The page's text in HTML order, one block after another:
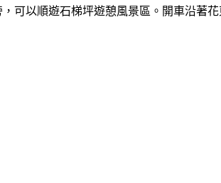
可以順遊石梯坪遊憩風景區。開車沿著